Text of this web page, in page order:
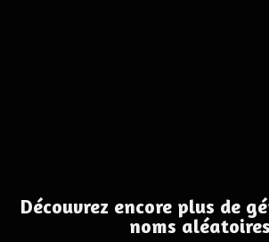
Découvrez encore plus de
noms aléatoires